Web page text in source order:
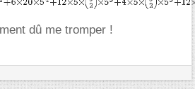
dû me tromper !